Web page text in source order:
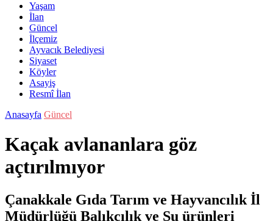
Yaşam
İlan
Güncel
İlçemiz
Ayvacık Belediyesi
Siyaset
Köyler
Asayiş
Resmî İlan
Anasayfa Güncel
Kaçak avlananlara göz
açtırılmıyor
Çanakkale Gıda Tarım ve Hayvancılık İl
Müdürlüğü Balıkçılık ve Su ürünleri